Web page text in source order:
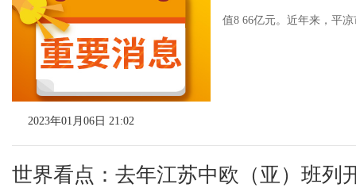
值8 66亿元。近年来，平
2023年01月06日 21:02
世界看点：去年江苏中欧（亚）班列